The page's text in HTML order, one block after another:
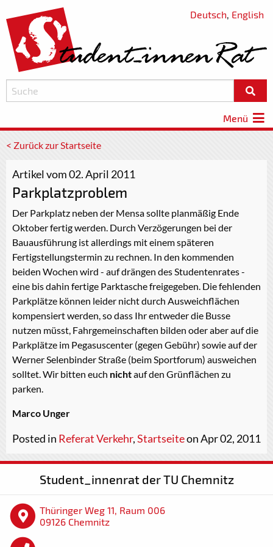
Deutsch, English
Menü
< Zurück zur Startseite
Artikel vom 02. April 2011
Parkplatzproblem
Der Parkplatz neben der Mensa sollte planmäßig Ende
Oktober fertig werden. Durch Verzögerungen bei der
Bauausführung ist allerdings mit einem späteren
Fertigstellungstermin zu rechnen. In den kommenden
beiden Wochen wird - auf drängen des Studentenrates -
eine bis dahin fertige Parktasche freigegeben. Die fehlenden
Parkplätze können leider nicht durch Ausweichflächen
kompensiert werden, so dass Ihr entweder die Busse
nutzen müsst, Fahrgemeinschaften bilden oder aber auf die
Parkplätze im Pegasuscenter (gegen Gebühr) sowie auf der
Werner Selenbinder Straße (beim Sportforum) ausweichen
solltet. Wir bitten euch nichtauf den Grünflächen zu
parken.
Marco Unger
Posted in Referat Verkehr,Startseiteon Apr 02, 2011
Student_innenrat der TU Chemnitz
Thüringer Weg 11, Raum 006
09126 Chemnitz